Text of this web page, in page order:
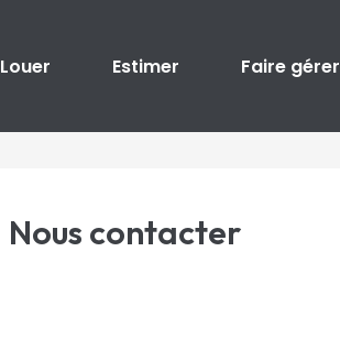
Louer Estimer Faire gérer
Nous contacter